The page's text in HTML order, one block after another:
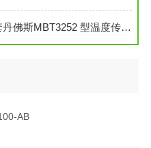
数据中心液冷机柜CDU配套丹佛斯MBT3252 型温度传感器
AB